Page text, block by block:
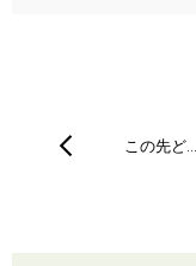
この先ど…